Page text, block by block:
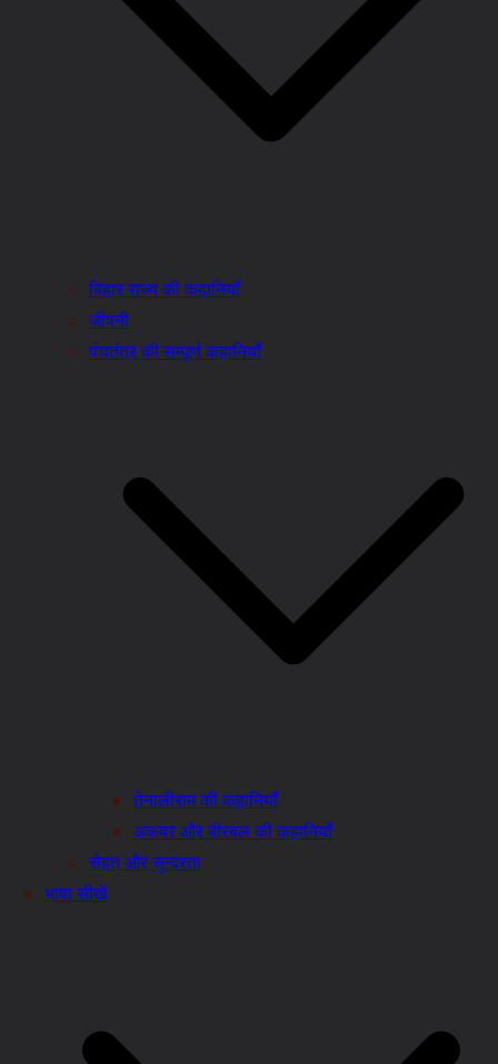
बिहार राज्य की कहानियाँ
जीवनी
पंचतंत्र की सम्पूर्ण कहानियाँ
तेनालीराम की कहानियाँ
अकबर और बीरबल की कहानियाँ
सेहत और सुन्दरता
भाषा सीखें